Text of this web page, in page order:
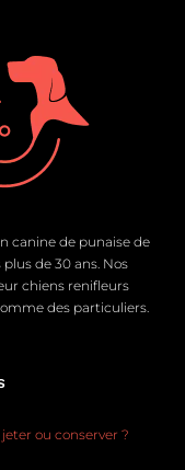
canine de punaise de
de 30 ans. Nos
chiens renifleurs
des particuliers.
ou conserver ?